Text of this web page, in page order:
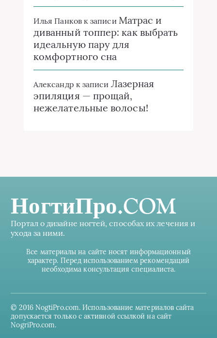
Илья Панковк записи Матрас и
диванный топпер: как выбрать
идеальную пару для
комфортного сна
Александр к записи Лазерная
эпиляция — прощай,
нежелательные волосы!
НогтиПро.COM
Портал о дизайне ногтей, способах их лечения и
ухода за ними.
Все материалы на сайте носят информационный
характер. Перед использованием рекомендаций
необходима консультация специалиста.
© 2016 NogtiPro.com. Использование материалов сайта
допускается только с активной ссылкой на сайт
NogriPro.com.